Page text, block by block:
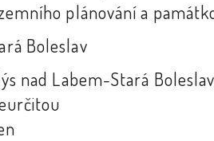
plánování a
Boleslav
nad Labem-Stará Boleslav